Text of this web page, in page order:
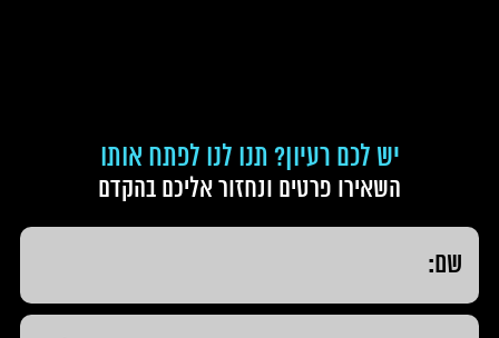
יש לכם רעיון? תנו לנו לפתח אותו
השאירו פרטים ונחזור אליכם בהקדם